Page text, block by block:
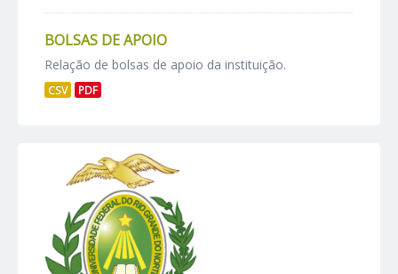
BOLSAS DE APOIO
Relação de bolsas de apoio da instituição.
CSV PDF